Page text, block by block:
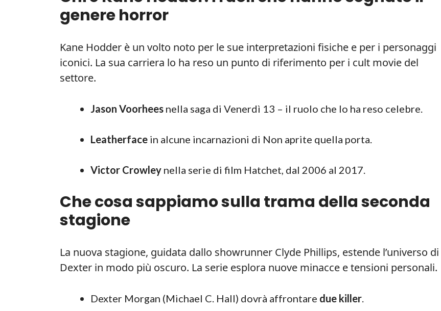
genere horror
Kane Hodder è un volto noto per le sue interpretazioni fisiche e per i personaggi
iconici. La sua carriera lo ha reso un punto di riferimento per i cult movie del
settore.
Jason Voorhees nella saga di Venerdì 13 – il ruolo che lo ha reso celebre.
Leatherface in alcune incarnazioni di Non aprite quella porta.
Victor Crowley nella serie di film Hatchet, dal 2006 al 2017.
Che cosa sappiamo sulla trama della seconda
stagione
La nuova stagione, guidata dallo showrunner Clyde Phillips, estende l’universo di
Dexter in modo più oscuro. La serie esplora nuove minacce e tensioni personali.
Dexter Morgan (Michael C. Hall) dovrà affrontare due killer.